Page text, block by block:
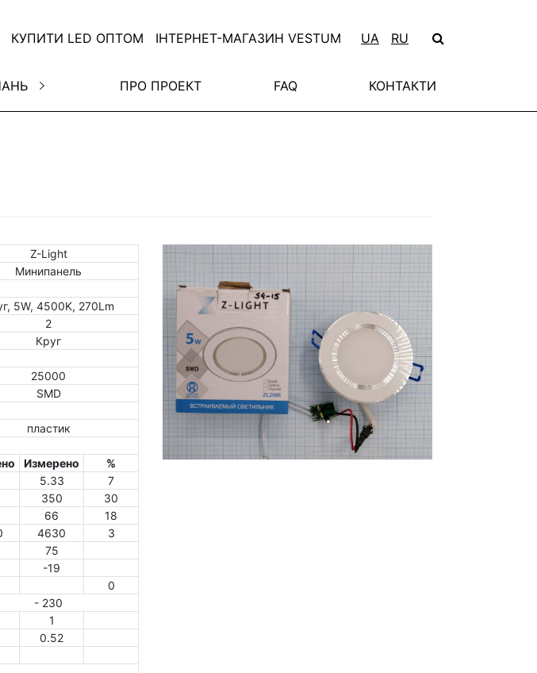
КУПИТИ LED ОПТОМ ІНТЕРНЕТ-МАГАЗИН VESTUM UA RU
ПРО ПРОЕКТ FAQ КОНТАКТИ
Z-Light
Минипанель
5W, 4500K, 270Lm
2
Круг
25000
SMD
пластик
Измерено
%
5.33
7
350
30
66
18
4630
3
75
-19
0
- 230
1
0.52